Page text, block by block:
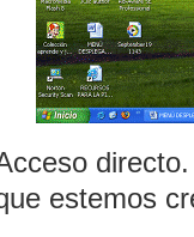
estemos